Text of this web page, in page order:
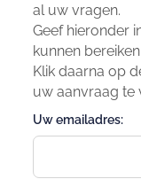
al uw vragen.
Geef hieronder
kunnen
Klik daarna op
uw aanvraag te
Uw emailadres: